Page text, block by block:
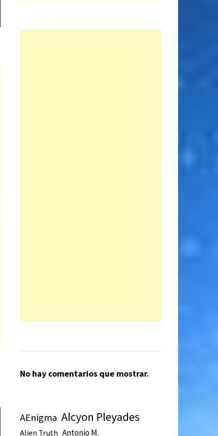
No hay comentarios que mostrar.
AEnigma Alcyon Pleyades
Alien Truth Antonio M.